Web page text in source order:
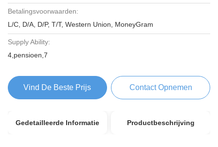
Betalingsvoorwaarden:
L/C, D/A, D/P, T/T, Western Union, MoneyGram
Supply Ability:
4,pensioen,7
Vind De Beste Prijs Contact Opnemen
Gedetailleerde Informatie Productbeschrijving